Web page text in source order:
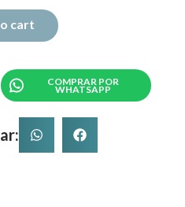
cart
COMPRAR POR
WHATSAPP